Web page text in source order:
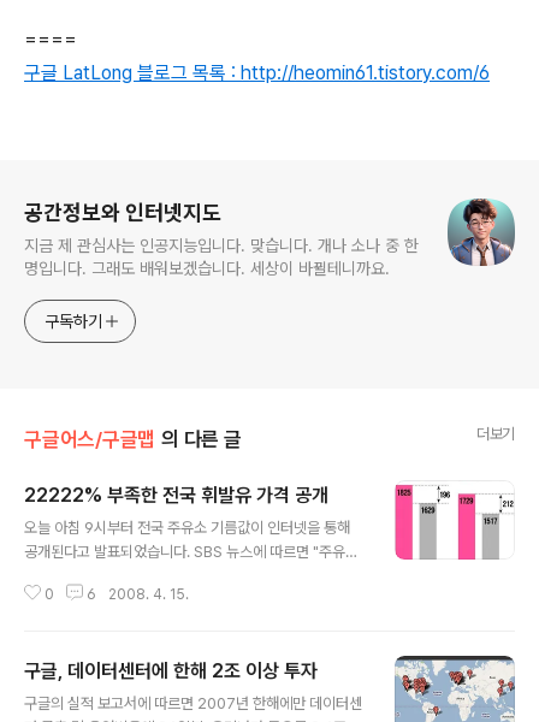
====
구글 LatLong 블로그 목록 : http://heomin61.tistory.com/6
공간정보와 인터넷지도
지금 제 관심사는 인공지능입니다. 맞습니다. 개나 소나 중 한
명입니다. 그래도 배워보겠습니다. 세상이 바뀔테니까요.
구독하기
구글어스/구글맵 의 다른 글 더보기
22222% 부족한 전국 휘발유 가격 공개
오늘 아침 9시부터 전국 주유소 기름값이 인터넷을 통해
공개된다고 발표되었습니다. SBS 뉴스에 따르면 "주유소
에 알 수 있게"된다고 합니다. 이를 통해 "가격정보를 지역
아래 그림처럼 최고가와 최저가 차이가 200원이나 된다
면, 운전자에게 상당한 도움이 될 것이고, 경쟁이 촉발됨으
0 6 2008. 4. 15.
구글, 데이터센터에 한해 2조 이상 투자
구글의 실적 보고서에 따르면 2007년 한해에만 데이터센